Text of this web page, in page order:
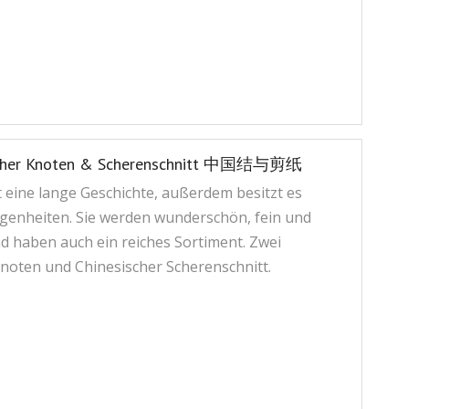
Knoten & Scherenschnitt 中国结与剪纸
lange Geschichte, außerdem besitzt es
Sie werden wunderschön, fein und
auch ein reiches Sortiment. Zwei
und Chinesischer Scherenschnitt.